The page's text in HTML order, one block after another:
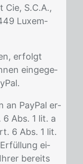
Cie, S.C.A.,
Lu­xem­
er­folgt
ein­ge­ge­
an Pay­Pal er­
Abs. 1 lit. a
6 Abs. 1 lit.
Er­fül­lung ei­
be­reits